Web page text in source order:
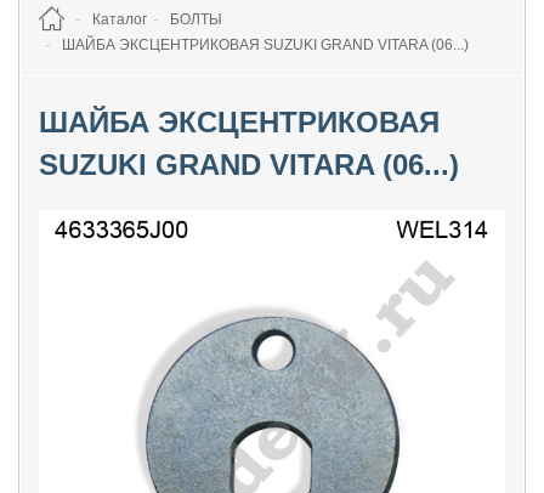
Каталог
БОЛТЫ
ШАЙБА ЭКСЦЕНТРИКОВАЯ SUZUKI GRAND VITARA (06...)
ШАЙБА ЭКСЦЕНТРИКОВАЯ
SUZUKI GRAND VITARA (06...)